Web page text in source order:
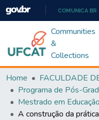
COMUNICA BR
Communities
&
Collections
Home